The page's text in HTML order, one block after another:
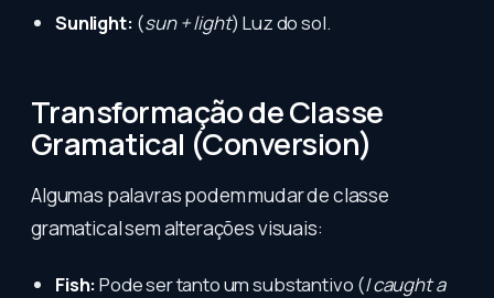
Sunlight: (sun + light) Luz do sol.
Transformação de Classe
Gramatical (Conversion)
Algumas palavras podem mudar de classe
gramatical sem alterações visuais:
Fish:Pode ser tanto um substantivo (I caught a